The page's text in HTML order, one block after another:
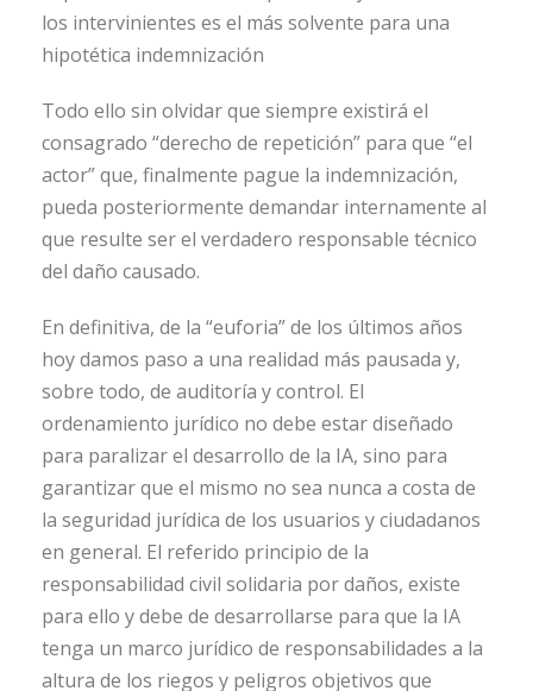
los intervinientes es el más solvente para una
hipotética indemnización
Todo ello sin olvidar que siempre existirá el
consagrado “derecho de repetición” para que “el
actor” que, finalmente pague la indemnización,
pueda posteriormente demandar internamente al
que resulte ser el verdadero responsable técnico
del daño causado.
En definitiva, de la “euforia” de los últimos años
hoy damos paso a una realidad más pausada y,
sobre todo, de auditoría y control. El
ordenamiento jurídico no debe estar diseñado
para paralizar el desarrollo de la IA, sino para
garantizar que el mismo no sea nunca a costa de
la seguridad jurídica de los usuarios y ciudadanos
en general. El referido principio de la
responsabilidad civil solidaria por daños, existe
para ello y debe de desarrollarse para que la IA
tenga un marco jurídico de responsabilidades a la
altura de los riegos y peligros objetivos que